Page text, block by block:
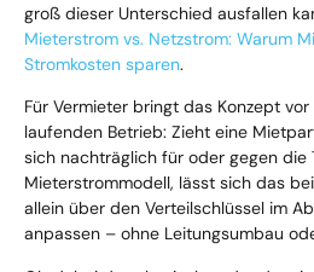
groß dieser Unterschied ausfallen
Mieterstrom vs. Netzstrom: Warum
Stromkosten sparen.
Für Vermieter bringt das Konzept
laufenden Betrieb: Zieht eine
sich nachträglich für oder gegen die
Mieterstrommodell, lässt sich das bei
allein über den Verteilschlüssel im
anpassen – ohne Leitungsumbau